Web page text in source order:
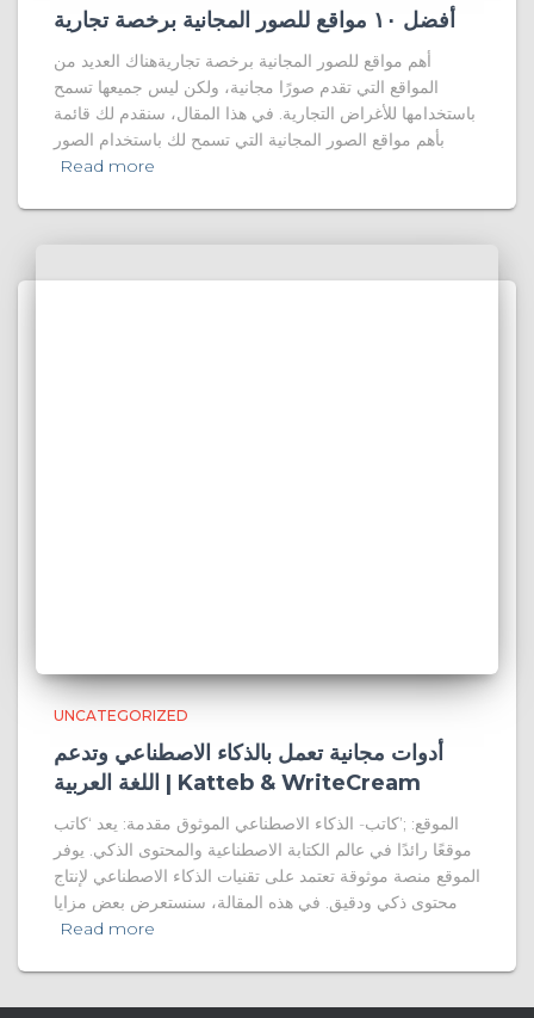
أفضل ١٠ مواقع للصور المجانية برخصة تجارية
أهم مواقع للصور المجانية برخصة تجاريةهناك العديد من
المواقع التي تقدم صورًا مجانية، ولكن ليس جميعها تسمح
باستخدامها للأغراض التجارية. في هذا المقال، سنقدم لك قائمة
بأهم مواقع الصور المجانية التي تسمح لك باستخدام الصور
Read more
UNCATEGORIZED
أدوات مجانية تعمل بالذكاء الاصطناعي وتدعم
اللغة العربية | Katteb & WriteCream
الموقع: ;’كاتب- الذكاء الاصطناعي الموثوق مقدمة: يعد ‘كاتب
موقعًا رائدًا في عالم الكتابة الاصطناعية والمحتوى الذكي. يوفر
الموقع منصة موثوقة تعتمد على تقنيات الذكاء الاصطناعي لإنتاج
محتوى ذكي ودقيق. في هذه المقالة، سنستعرض بعض مزايا
Read more